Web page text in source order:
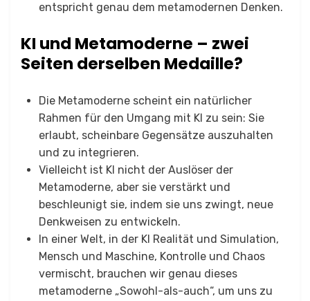
entspricht genau dem metamodernen Denken.
KI und Metamoderne – zwei
Seiten derselben Medaille?
Die Metamoderne scheint ein natürlicher
Rahmen für den Umgang mit KI zu sein: Sie
erlaubt, scheinbare Gegensätze auszuhalten
und zu integrieren.
Vielleicht ist KI nicht der Auslöser der
Metamoderne, aber sie verstärkt und
beschleunigt sie, indem sie uns zwingt, neue
Denkweisen zu entwickeln.
In einer Welt, in der KI Realität und Simulation,
Mensch und Maschine, Kontrolle und Chaos
vermischt, brauchen wir genau dieses
metamoderne „Sowohl-als-auch“, um uns zu